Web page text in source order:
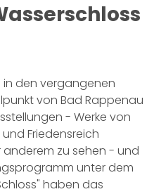
in den vergangenen
von Bad Rappenau
- Werke von
Friedensreich
zu sehen - und
unter dem
haben das